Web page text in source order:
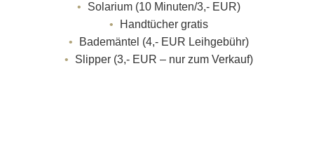
Solarium (10 Minuten/3,- EUR)
Handtücher gratis
Bademäntel (4,- EUR Leihgebühr)
Slipper (3,- EUR – nur zum Verkauf)